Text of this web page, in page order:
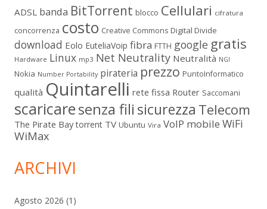
ADSL banda BitTorrent blocco Cellulari cifratura
concorrenza costo Creative Commons Digital Divide
download Eolo EuteliaVoip fibra FTTH google gratis
Hardware Linux mp3 Net Neutrality Neutralità NGI
Nokia Number Portability pirateria prezzo PuntoInformatico
qualità Quintarelli rete fissa Router Saccomani
scaricaresenza fili sicurezza Telecom
The Pirate Bay torrent TV Ubuntu Vira VoIP mobile WiFi
WiMax
ARCHIVI
Agosto 2026 (1)